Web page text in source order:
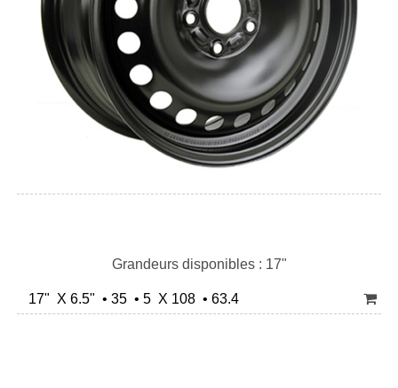
Grandeurs disponibles : 17"
17" X 6.5" • 35 • 5 X 108 • 63.4